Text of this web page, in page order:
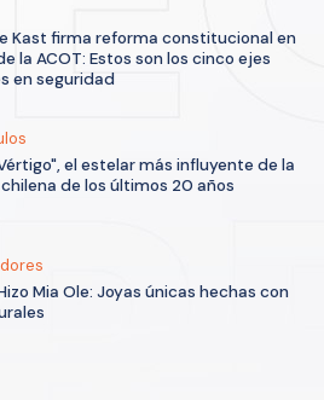
Kast firma reforma constitucional en
la ACOT: Estos son los cinco ejes
en seguridad
el estelar más influyente de la
de los últimos 20 años
Mia Ole: Joyas únicas hechas con